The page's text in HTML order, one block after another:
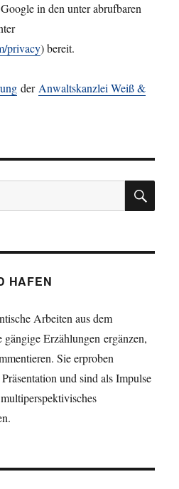
in den unter abrufbaren
privacy) bereit.
derAnwaltskanzlei Weiß &
HAFEN
Arbeiten aus dem
Erzählungen ergänzen,
Sie erproben
und sind als Impulse